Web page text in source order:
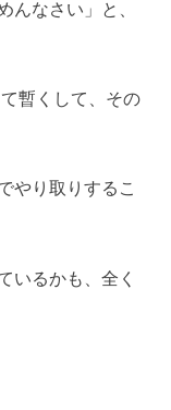
んなさい」と、
暫くして、その
やり取りするこ
いるかも、全く